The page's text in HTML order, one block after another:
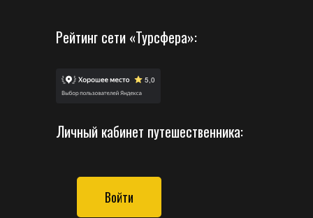
Рейтинг сети «Турсфера»:
Личный кабинет путешественника:
Войти